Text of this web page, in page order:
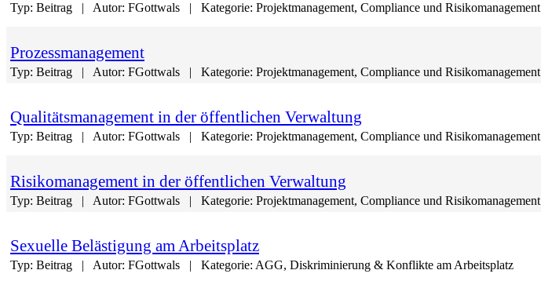
Typ: Beitrag Autor: FGottwals Kategorie: Projektmanagement, Compliance und Risikomanagement
Prozessmanagement
Typ: Beitrag Autor: FGottwals Kategorie: Projektmanagement, Compliance und Risikomanagement
Qualitätsmanagement in der öffentlichen Verwaltung
Typ: Beitrag Autor: FGottwals Kategorie: Projektmanagement, Compliance und Risikomanagement
Risikomanagement in der öffentlichen Verwaltung
Typ: Beitrag Autor: FGottwals Kategorie: Projektmanagement, Compliance und Risikomanagement
Sexuelle Belästigung am Arbeitsplatz
Typ: Beitrag Autor: FGottwals Kategorie: AGG, Diskriminierung & Konflikte am Arbeitsplatz